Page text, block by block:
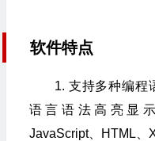
软件特点
1. 支持多种编程
语言语法高亮显
JavaScript、HTML、